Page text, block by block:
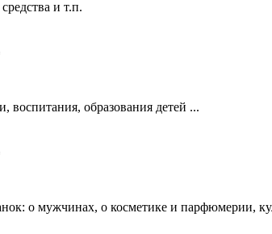
и т.п.
воспитания, образования детей ...
о мужчинах, о косметике и парфюмерии,